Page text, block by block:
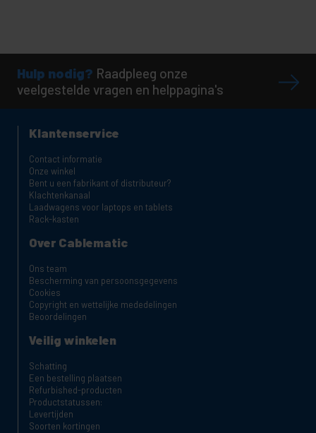
Hulp nodig? Raadpleeg onze
veelgestelde vragen en helppagina's
Klantenservice
Contact informatie
Onze winkel
Bent u een fabrikant of distributeur?
Klachtenkanaal
Laadwagens voor laptops en tablets
Rack-kasten
Over Cablematic
Ons team
Bescherming van persoonsgegevens
Cookies
Copyright en wettelijke mededelingen
Beoordelingen
Veilig winkelen
Schatting
Een bestelling plaatsen
Refurbished-producten
Productstatussen:
Levertijden
Soorten kortingen